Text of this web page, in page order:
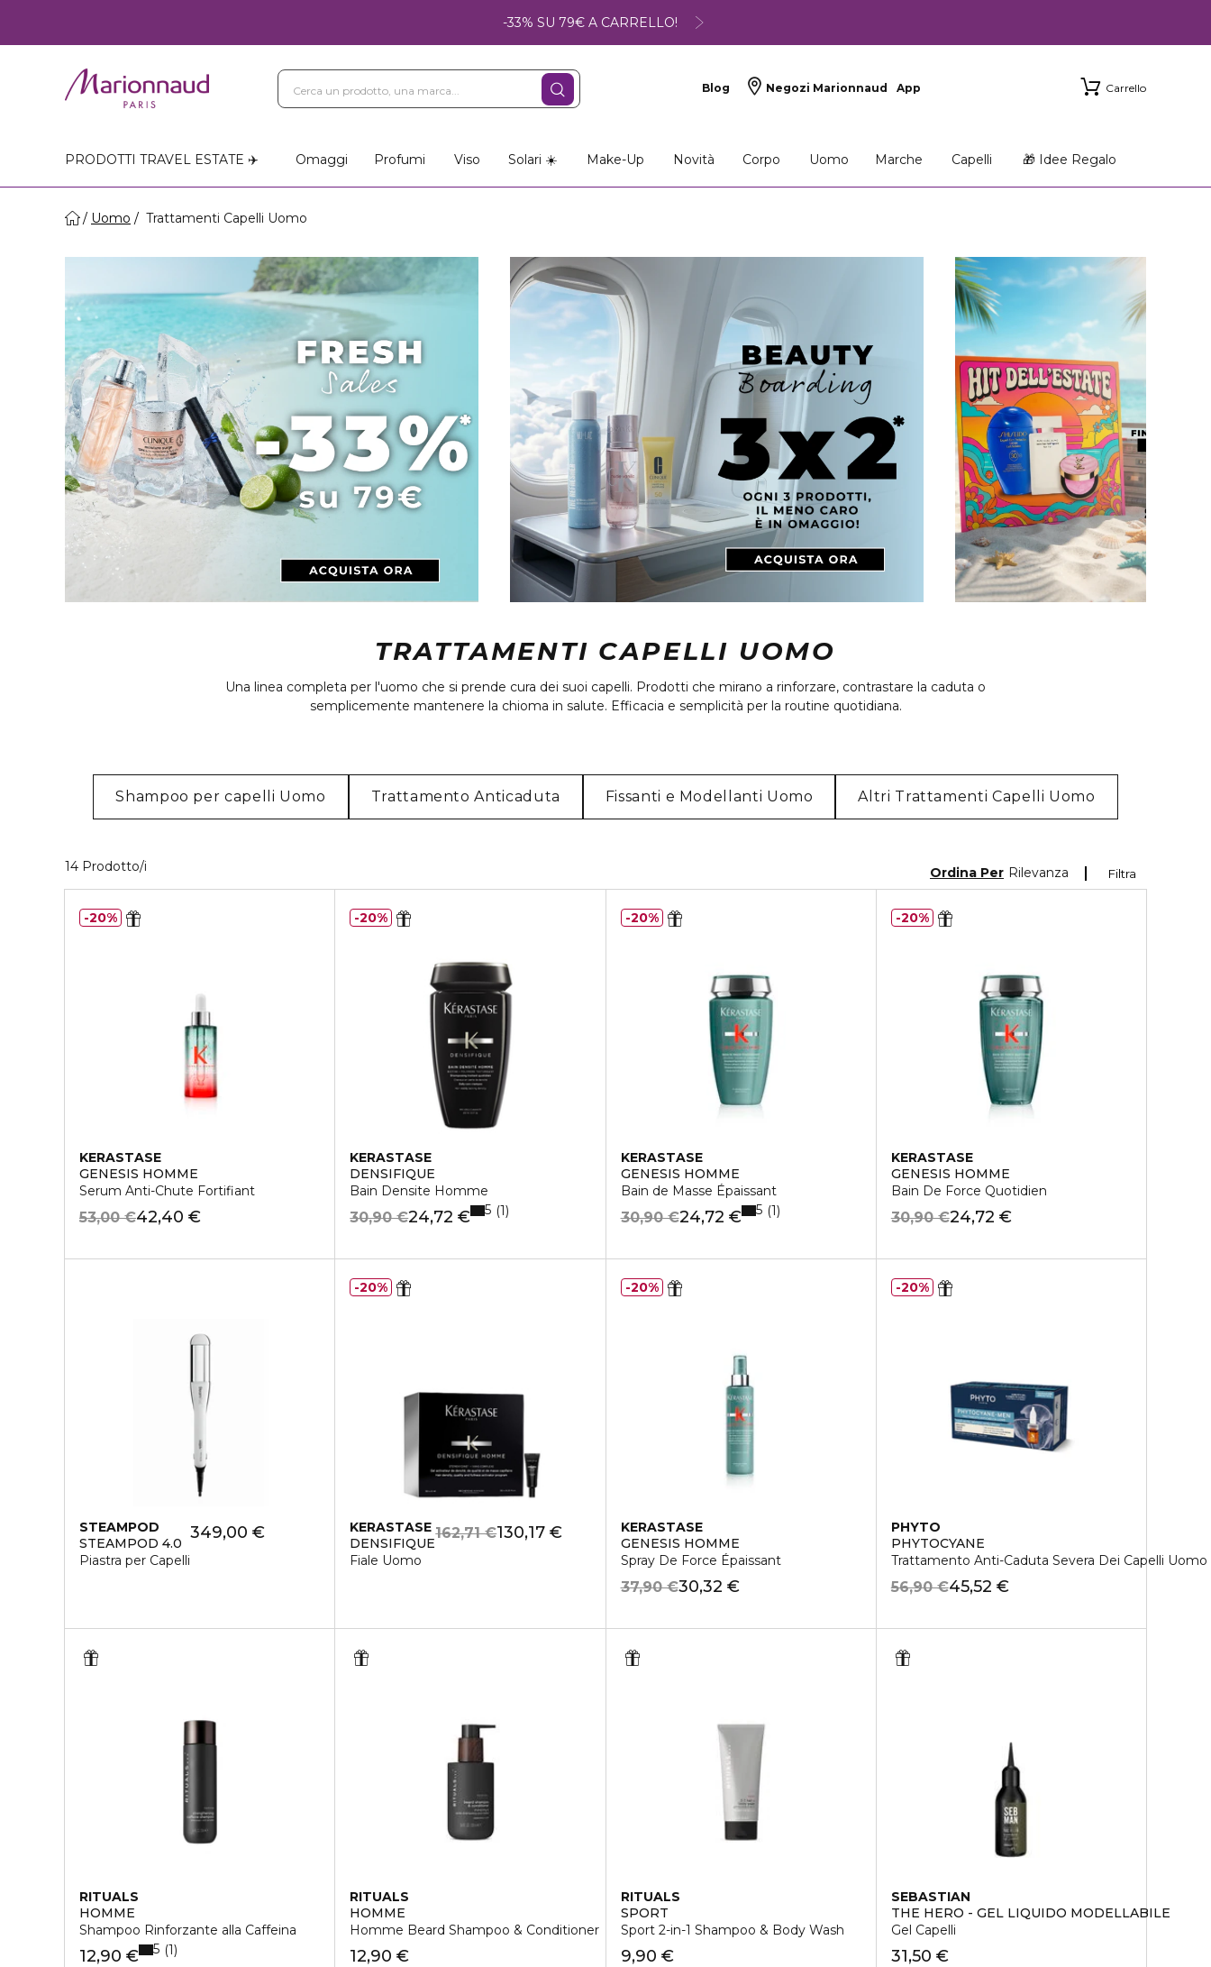
-33% SU 79€ A CARRELLO!
Blog Negozi Marionnaud App Carrello
PRODOTTI TRAVEL ESTATE ✈️
Omaggi Profumi Viso Solari ☀️ Make-Up Novità Corpo Uomo Marche Capelli 🎁 Idee Regalo
Uomo Trattamenti Capelli Uomo
TRATTAMENTI CAPELLI UOMO
Una linea completa per l'uomo che si prende cura dei suoi capelli. Prodotti che mirano a rinforzare, contrastare la caduta o
semplicemente mantenere la chioma in salute. Efficacia e semplicità per la routine quotidiana.
Shampoo per capelli Uomo Trattamento Anticaduta Fissanti e Modellanti Uomo Altri Trattamenti Capelli Uomo
14 Prodotto/i Filtra
Ordina Per Rilevanza
KERASTASE
GENESIS HOMME
Serum Anti-Chute Fortifiant
42,40 €
53,00 €
20%
KERASTASE
DENSIFIQUE
Bain Densite Homme
24,72 €
30,90 € 5 1
20%
KERASTASE
GENESIS HOMME
Bain de Masse Épaissant
24,72 €
30,90 € 5 1
20%
KERASTASE
GENESIS HOMME
Bain De Force Quotidien
24,72 €
30,90 €
20%
STEAMPOD
STEAMPOD 4.0
Piastra per Capelli
349,00 €
KERASTASE
DENSIFIQUE
Fiale Uomo
130,17 €
162,71 €
20%
KERASTASE
GENESIS HOMME
Spray De Force Épaissant
30,32 €
37,90 €
20%
PHYTO
PHYTOCYANE
Trattamento Anti-Caduta Severa Dei Capelli Uomo
45,52 €
56,90 €
20%
RITUALS
HOMME
Shampoo Rinforzante alla Caffeina
12,90 € 5 1
RITUALS
HOMME
Homme Beard Shampoo & Conditioner
12,90 €
RITUALS
SPORT
Sport 2-in-1 Shampoo & Body Wash
9,90 €
SEBASTIAN
THE HERO - GEL LIQUIDO MODELLABILE
Gel Capelli
31,50 €